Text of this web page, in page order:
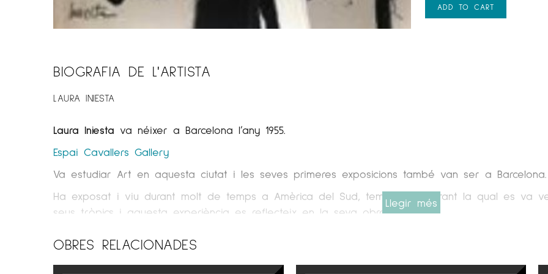
ADD TO CART
BIOGRAFIA DE L'ARTISTA
LAURA INIESTA
Laura Iniesta va néixer a Barcelona l’any 1955.
Espai Cavallers Gallery
Va estudiar Art en aquesta ciutat i les seves primeres exposicions també van ser a Barcelona.
Ha exposat i viu durant molt de temps a Amèrica del Sud, temporada durant la qual es va
seus tròpics i aquesta experiència es reflecteix en la seva obra.
Guayasamín i Viteri, entre d’altres.
Llegir més
OBRES RELACIONADES